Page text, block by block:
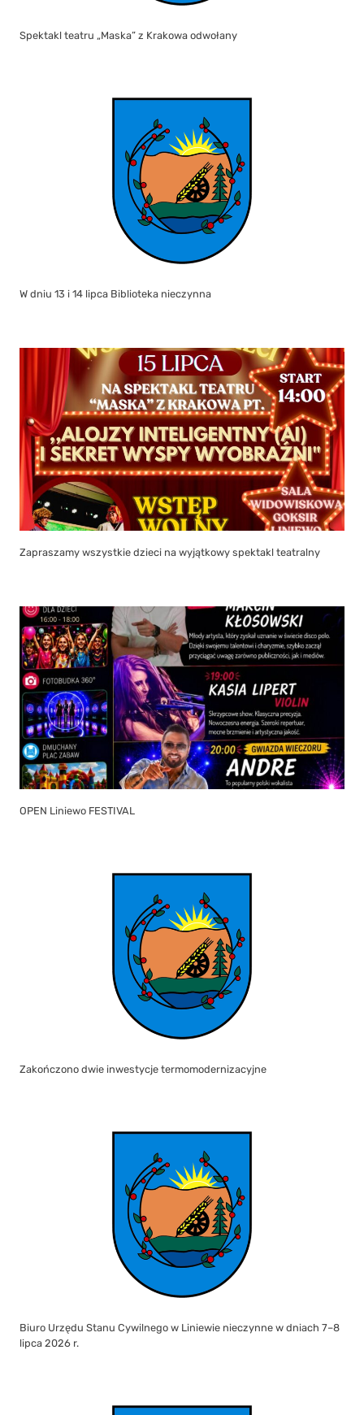
Spektakl teatru „Maska” z Krakowa odwołany
W dniu 13 i 14 lipca Biblioteka nieczynna
Zapraszamy wszystkie dzieci na wyjątkowy spektakl teatralny
OPEN Liniewo FESTIVAL
Zakończono dwie inwestycje termomodernizacyjne
Biuro Urzędu Stanu Cywilnego w Liniewie nieczynne w dniach 7–8
lipca 2026 r.